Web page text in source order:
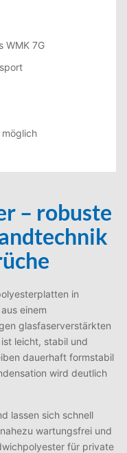
WMK 7G
– robuste
in
einem
glasfaserverstärkten
leicht, stabil und
dauerhaft formstabil
wird deutlich
lassen sich schnell
wartungsfrei und
für private